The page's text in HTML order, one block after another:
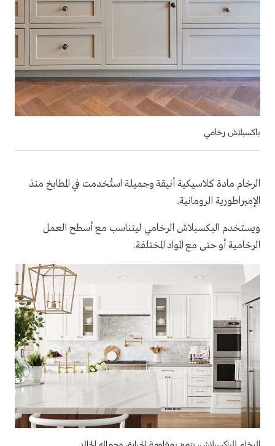
باكسبلاش رخامي
الرخام مادة كلاسيكية أنيقة وجميلة استُخدمت في المطابخ منذ
الإمبراطورية الرومانية.
ويستخدم البكسبلاش الرخامي ليتناسب مع أسطح العمل
الرخامية أو حتى مع المواد المختلفة.
الرخام للباكسبلاش، يتميز بمقاومة الحرارة، وجماله الخالد